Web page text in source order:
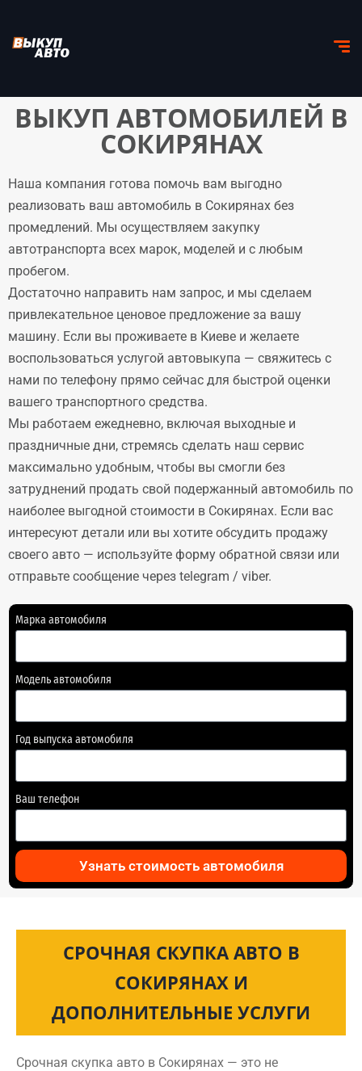
ВЫКУП АВТОМОБИЛЕЙ В
СОКИРЯНАХ
Наша компания готова помочь вам выгодно
реализовать ваш автомобиль в Сокирянах без
промедлений. Мы осуществляем закупку
автотранспорта всех марок, моделей и с любым
пробегом.
Достаточно направить нам запрос, и мы сделаем
привлекательное ценовое предложение за вашу
машину. Если вы проживаете в Киеве и желаете
воспользоваться услугой автовыкупа — свяжитесь с
нами по телефону прямо сейчас для быстрой оценки
вашего транспортного средства.
Мы работаем ежедневно, включая выходные и
праздничные дни, стремясь сделать наш сервис
максимально удобным, чтобы вы смогли без
затруднений продать свой подержанный автомобиль по
наиболее выгодной стоимости в Сокирянах. Если вас
интересуют детали или вы хотите обсудить продажу
своего авто — используйте форму обратной связи или
отправьте сообщение через telegram / viber.
Марка автомобиля
Модель автомобиля
Год выпуска автомобиля
Ваш телефон
Узнать стоимость автомобиля
СРОЧНАЯ СКУПКА АВТО В
СОКИРЯНАХ И
ДОПОЛНИТЕЛЬНЫЕ УСЛУГИ
Срочная скупка авто в Сокирянах — это не